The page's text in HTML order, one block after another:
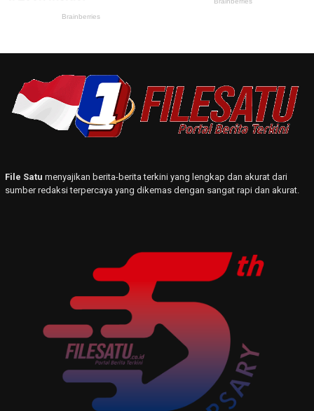
File Satu menyajikan berita-berita terkini yang lengkap dan akurat dari
sumber redaksi terpercaya yang dikemas dengan sangat rapi dan akurat.